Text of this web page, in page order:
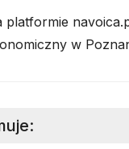
platformie
w
: